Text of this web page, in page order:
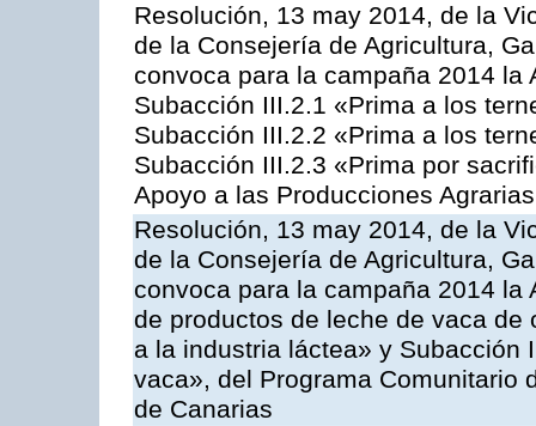
Resolución, 13 may 2014, de la
de la Consejería de Agricultura,
convoca para la campaña 2014
Subacción III.2.1 «Prima a los
Subacción III.2.2 «Prima a los
Subacción III.2.3 «Prima por
Apoyo a las Producciones
Resolución, 13 may 2014, de la
de la Consejería de Agricultura,
convoca para la campaña 2014
de productos de leche de vaca
a la industria láctea» y Subacción
vaca», del Programa Comunitario
de Canarias